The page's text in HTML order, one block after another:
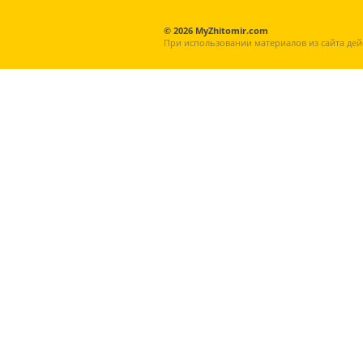
© 2026 MyZhitomir.com
При использовании материалов из сайта